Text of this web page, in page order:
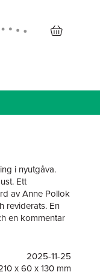
i nyutgåva.
Ett
av Anne Pollok
reviderats. En
en kommentar
mest
utkom 1808
största, och
2025-11-25
x 60 x 130 mm